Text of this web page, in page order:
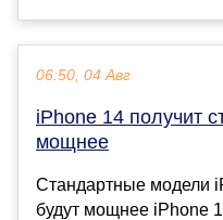
06:50, 04 Авг
iPhone 14 получит
мощнее
Стандартные модели
будут мощнее iPhone